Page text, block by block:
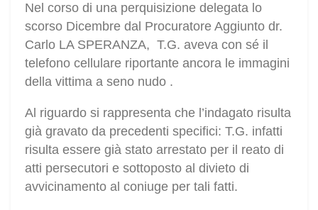
Nel corso di una perquisizione delegata lo
scorso Dicembre dal Procuratore Aggiunto dr.
Carlo LA SPERANZA, T.G. aveva con sé il
telefono cellulare riportante ancora le immagini
della vittima a seno nudo .
Al riguardo si rappresenta che l’indagato risulta
già gravato da precedenti specifici: T.G. infatti
risulta essere già stato arrestato per il reato di
atti persecutori e sottoposto al divieto di
avvicinamento al coniuge per tali fatti.